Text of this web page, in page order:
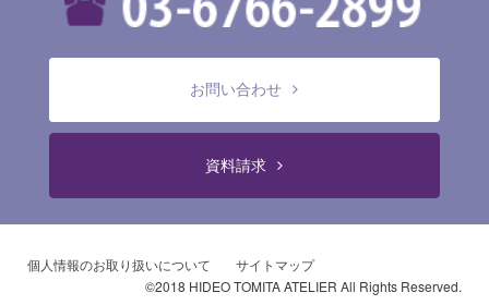
お問い合わせ
資料請求
個人情報のお取り扱いについて
サイトマップ
©2018 HIDEO TOMITA ATELIER All Rights Reserved.